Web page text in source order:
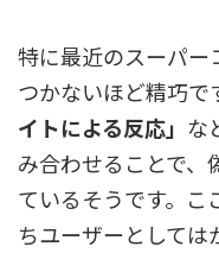
特に最近のスーパ
つかないほど精巧で
イトによる反応」 な
み合わせることで、
ているそうです。こ
ちユーザーとして